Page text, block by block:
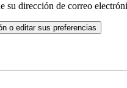
dirección de correo